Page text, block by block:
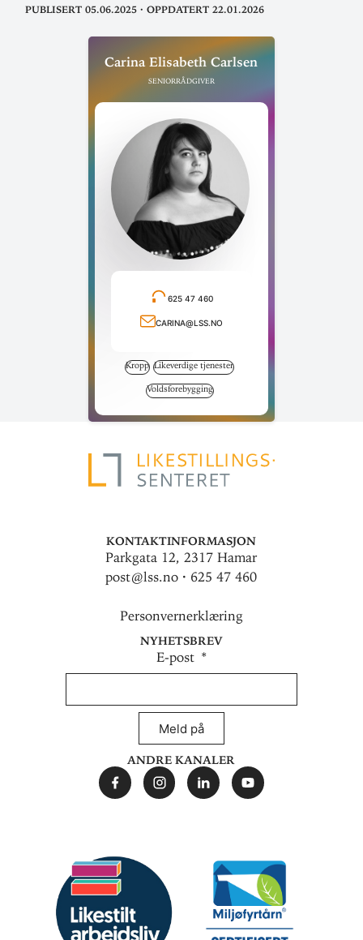
Publisert 05.06.2025· Oppdatert 22.01.2026
Carina Eli­sabeth Carlsen
Seniorrådgiver
625 47 460
Ring telefonnummer
carina@lss.no
Send e-post
Kropp Likeverdige tjenester
Voldsforebygging
Kontaktinformasjon
Parkgata 12, 2317 Hamar
post@lss.no · 625 47 460
Personvernerklæring
Nyhetsbrev
E-post
Meld på
Andre kanaler